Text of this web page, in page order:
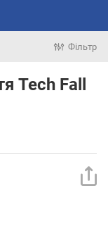
Фільтр
Tech Fall